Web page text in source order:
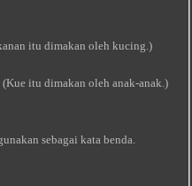
itu dimakan oleh kucing.)
itu dimakan oleh anak-anak.)
sebagai kata benda.